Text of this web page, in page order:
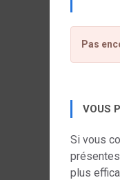
Pas
VOUS
Si vous
plus